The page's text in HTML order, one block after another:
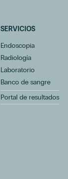
SERVICIOS
Endoscopia
Radiología
Laboratorio
Banco de sangre
Portal de resultados